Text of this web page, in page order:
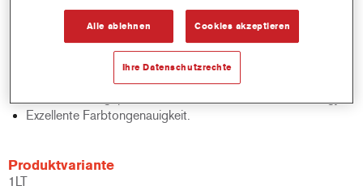
Lackqualitäten-medium - und high Solid Decklacke und
Basislacke.
Schnelle Bestandskontrolle.
Schnelle Materialverwaltung.
Spart Lagerplatz.
Exzellente Farbtongenauigkeit.
Produktvariante
1LT
Alle ablehnen Cookies akzeptieren
Ihre Datenschutzrechte